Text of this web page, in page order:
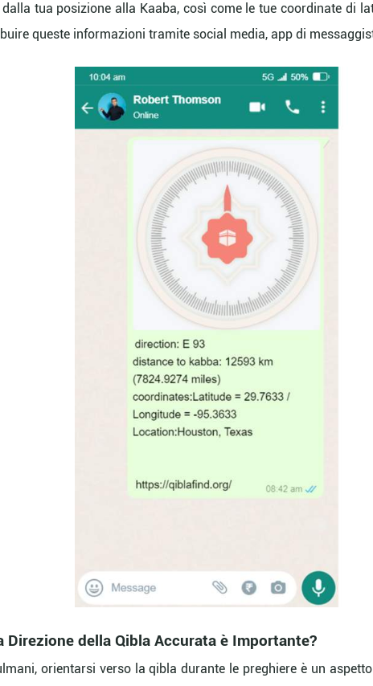
tua posizione alla Kaaba, così come le tue coordinate di
queste informazioni tramite social media, app di
Direzione della Qibla Accurata è Importante?
orientarsi verso la qibla durante le preghiere è un